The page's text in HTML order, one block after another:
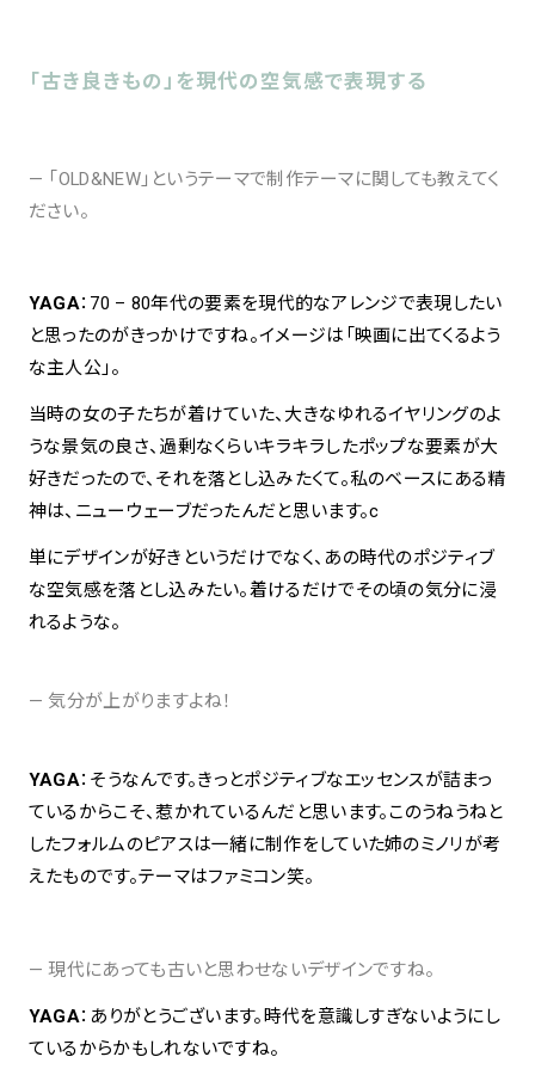
「古き良きもの」を現代の空気感で表現する
— 「OLD&NEW」というテーマで制作テーマに関しても教えてく
ださい。
YAGA：70 – 80年代の要素を現代的なアレンジで表現したい
と思ったのがきっかけですね。イメージは「映画に出てくるよう
な主人公」。
当時の女の子たちが着けていた、大きなゆれるイヤリングのよ
うな景気の良さ、過剰なくらいキラキラしたポップな要素が大
好きだったので、それを落とし込みたくて。私のベースにある精
神は、ニューウェーブだったんだと思います。c
単にデザインが好きというだけでなく、あの時代のポジティブ
な空気感を落とし込みたい。着けるだけでその頃の気分に浸
れるような。
— 気分が上がりますよね！
YAGA：そうなんです。きっとポジティブなエッセンスが詰まっ
ているからこそ、惹かれているんだと思います。このうねうねと
したフォルムのピアスは一緒に制作をしていた姉のミノリが考
えたものです。テーマはファミコン笑。
— 現代にあっても古いと思わせないデザインですね。
YAGA：ありがとうございます。時代を意識しすぎないようにし
ているからかもしれないですね。